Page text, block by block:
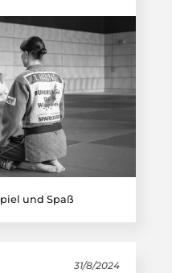
und Spaß
31/8/2024